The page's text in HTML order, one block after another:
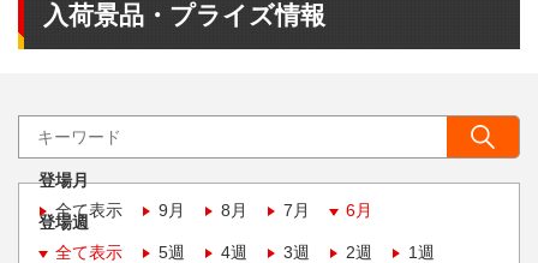
入荷景品・プライズ情報
登場月
全て表示
9月 8月 7月 6月
登場週
全て表示
5週 4週 3週 2週 1週